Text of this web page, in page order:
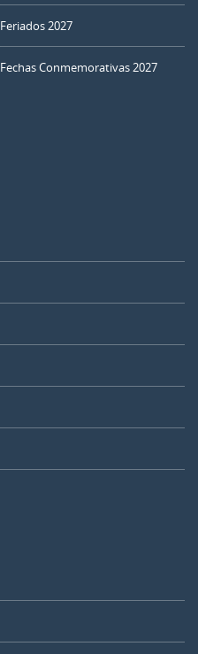
Feriados 2027
Fechas Conmemorativas 2027